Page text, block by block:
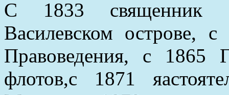
С 1833 священник
Василевском острове,
Правоведения, c 1865
флотов,с 1871